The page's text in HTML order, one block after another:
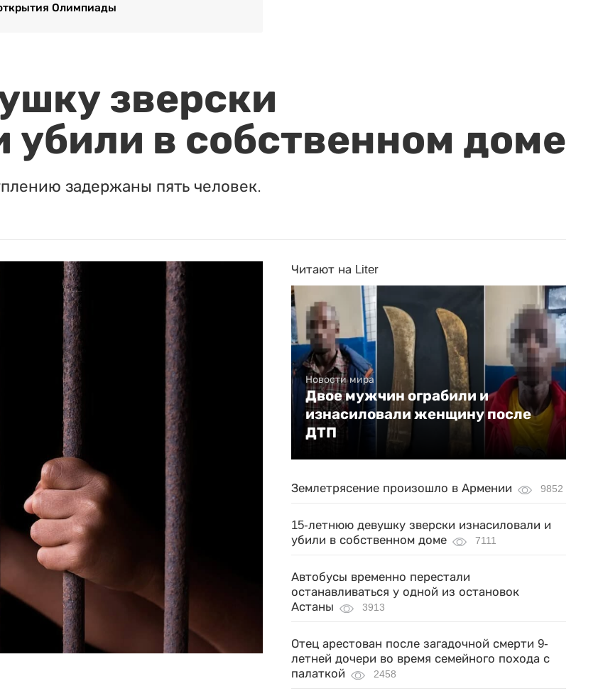
Олимпиады
зверски
убили в собственном доме
задержаны пять человек.
Читают на Liter
Новости мира
Двое мужчин ограбили и
изнасиловали женщину после
ДТП
Землетрясение произошло в Армении 9852
15-летнюю девушку зверски изнасиловали и
убили в собственном доме
7111
Автобусы временно перестали
останавливаться у одной из остановок
Астаны
3913
Отец арестован после загадочной смерти 9-
летней дочери во время семейного похода с
палаткой
2458